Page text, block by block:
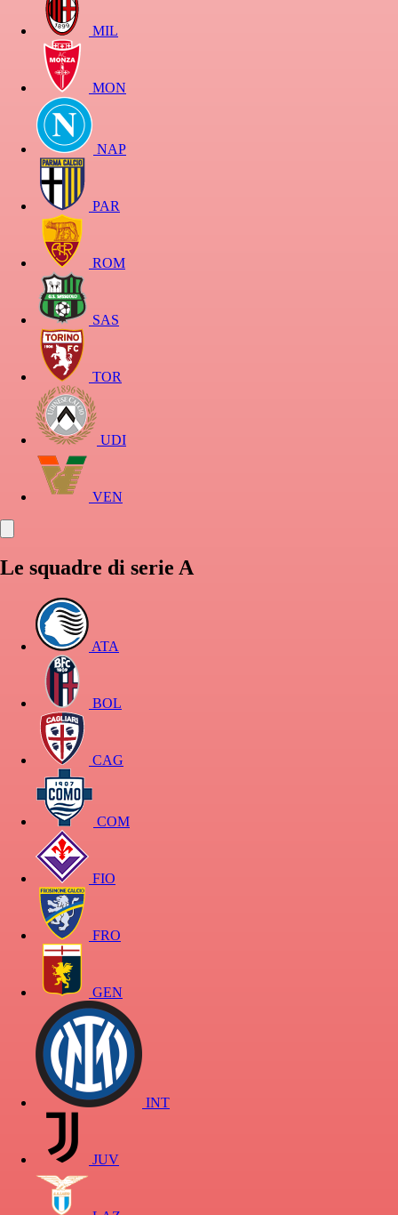
MIL
MON
NAP
PAR
ROM
SAS
TOR
UDI
VEN
Le squadre di serie A
ATA
BOL
CAG
COM
FIO
FRO
GEN
INT
JUV